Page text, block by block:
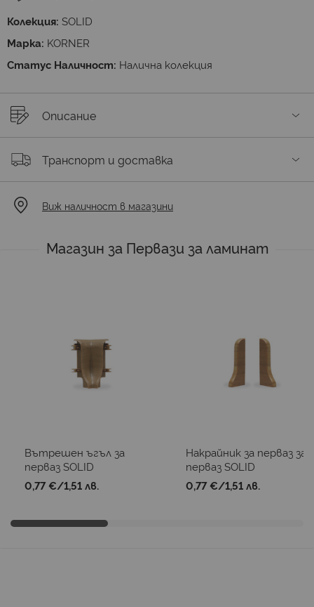
Колекция: SOLID
Марка: KORNER
Статус Наличност: Налична колекция
Описание
Транспорт и доставка
Виж наличност в магазини
Магазин за Первази за ламинат
Вътрешен ъгъл за
перваз SOLID
0,77 €/1,51 лв.
Накрайник за перваз за
перваз SOLID
0,77 €/1,51 лв.